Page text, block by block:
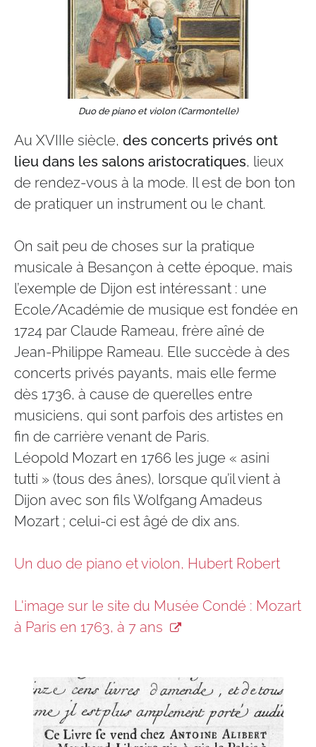
Duo de piano et violon (Carmontelle)
Au XVIIIe siècle, des concerts privés ont
lieu dans les salons aristocratiques, lieux
de rendez-vous à la mode. Il est de bon ton
de pratiquer un instrument ou le chant.
On sait peu de choses sur la pratique
musicale à Besançon à cette époque, mais
l’exemple de Dijon est intéressant : une
Ecole/Académie de musique est fondée en
1724 par Claude Rameau, frère aîné de
Jean-Philippe Rameau. Elle succède à des
concerts privés payants, mais elle ferme
dès 1736, à cause de querelles entre
musiciens, qui sont parfois des artistes en
fin de carrière venant de Paris.
Léopold Mozart en 1766 les juge « asini
tutti » (tous des ânes), lorsque qu’il vient à
Dijon avec son fils Wolfgang Amadeus
Mozart ; celui-ci est âgé de dix ans.
Un duo de piano et violon, Hubert Robert
L'image sur le site du Musée Condé : Mozart
à Paris en 1763, à 7 ans